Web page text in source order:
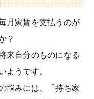
月家賃を支払うのが
？
来自分のものになる
ようです。
悩みには、「持ち家